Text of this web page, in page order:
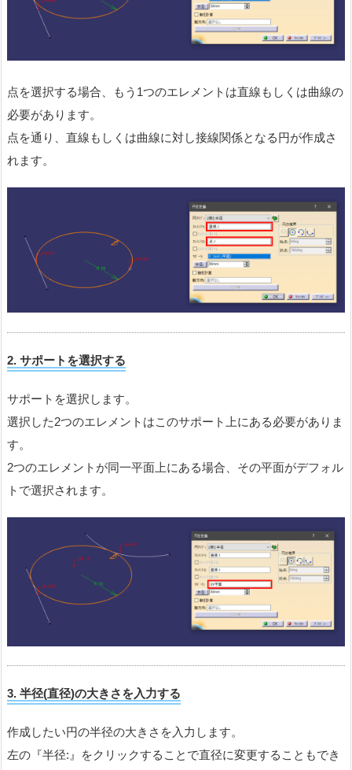
点を選択する場合、もう1つのエレメントは直線もしくは曲線の
必要があります。
点を通り、直線もしくは曲線に対し接線関係となる円が作成さ
れます。
2. サポートを選択する
サポートを選択します。
選択した2つのエレメントはこのサポート上にある必要がありま
す。
2つのエレメントが同一平面上にある場合、その平面がデフォル
トで選択されます。
3. 半径(直径)の大きさを入力する
作成したい円の半径の大きさを入力します。
左の『半径:』をクリックすることで直径に変更することもでき